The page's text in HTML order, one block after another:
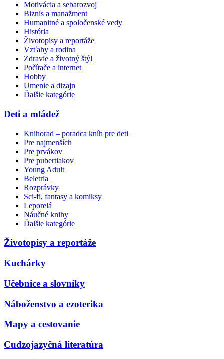
Motivácia a sebarozvoj
Biznis a manažment
Humanitné a spoločenské vedy
História
Životopisy a reportáže
Vzťahy a rodina
Zdravie a životný štýl
Počítače a internet
Hobby
Umenie a dizajn
Ďalšie kategórie
Deti a mládež
Knihorad – poradca kníh pre deti
Pre najmenších
Pre prvákov
Pre pubertiakov
Young Adult
Beletria
Rozprávky
Sci-fi, fantasy a komiksy
Leporelá
Náučné knihy
Ďalšie kategórie
Životopisy a reportáže
Kuchárky
Učebnice a slovníky
Náboženstvo a ezoterika
Mapy a cestovanie
Cudzojazyčná literatúra